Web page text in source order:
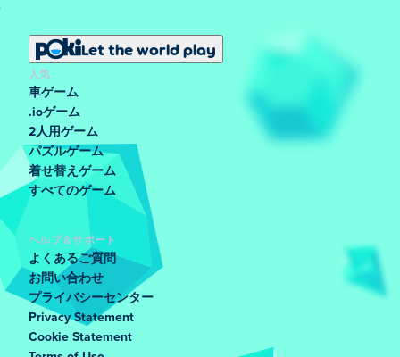
Let the world play
人気
車ゲーム
.ioゲーム
2人用ゲーム
パズルゲーム
着せ替えゲーム
すべてのゲーム
ヘルプ＆サポート
よくあるご質問
お問い合わせ
プライバシーセンター
Privacy Statement
Cookie Statement